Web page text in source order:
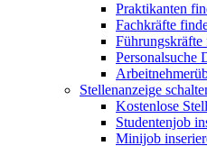
Praktikanten
Fachkräfte
Führungskräfte
Personalsuche
Stellenanzeige
Kostenlose
Studentenjob
Minijob